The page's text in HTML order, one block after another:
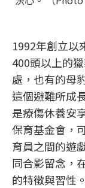
1992年創立以
400頭以上的
處，也有的母
這個避難所成
是療傷休養安
保育基金會，
育員之間的遊
同合影留念，
的特徵與習性